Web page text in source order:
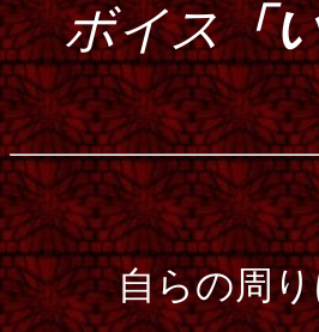
ボイス「
自らの周